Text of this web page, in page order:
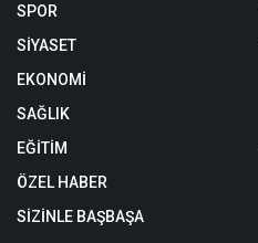
SPOR
SİYASET
EKONOMİ
SAĞLIK
EĞİTİM
ÖZEL HABER
SİZİNLE BAŞBAŞA